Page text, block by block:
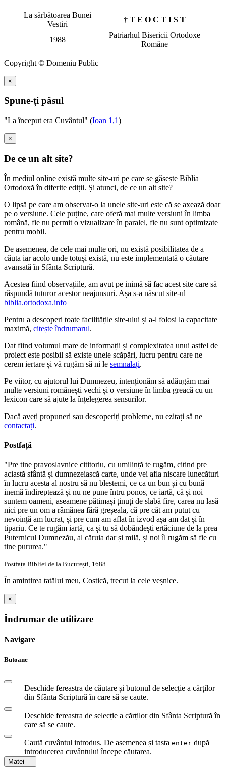
La sărbătoarea Bunei
Vestiri
† T E O C T I S T
1988
Patriarhul Bisericii Ortodoxe
Române
Copyright © Domeniu Public
×
Spune-ți păsul
"La început era Cuvântul" (Ioan 1,1)
×
De ce un alt site?
În mediul online există multe site-uri pe care se găsește Biblia
Ortodoxă în diferite ediții. Și atunci, de ce un alt site?
O lipsă pe care am observat-o la unele site-uri este că se axează doar
pe o versiune. Cele puține, care oferă mai multe versiuni în limba
română, fie nu permit o vizualizare în paralel, fie nu sunt optimizate
pentru mobil.
De asemenea, de cele mai multe ori, nu există posibilitatea de a
căuta iar acolo unde totuși există, nu este implementată o căutare
avansată în Sfânta Scriptură.
Acestea fiind observațiile, am avut pe inimă să fac acest site care să
răspundă tuturor acestor neajunsuri. Așa s-a născut site-ul
biblia.ortodoxa.info
Pentru a descoperi toate facilitățile site-ului și a-l folosi la capacitate
maximă, citește îndrumarul.
Dat fiind volumul mare de informații și complexitatea unui astfel de
proiect este posibil să existe unele scăpări, lucru pentru care ne
cerem iertare și vă rugăm să ni le semnalați.
Pe viitor, cu ajutorul lui Dumnezeu, intenționăm să adăugăm mai
multe versiuni românești vechi și o versiune în limba greacă cu un
lexicon care să ajute la înțelegerea sensurilor.
Dacă aveți propuneri sau descoperiți probleme, nu ezitați să ne
contactați.
Postfață
"Pre tine pravoslavnice cititoriu, cu umilință te rugăm, citind pre
aciastă sfântă și dumnezeiască carte, unde vei afla niscare lunecături
în lucru acesta al nostru să nu blestemi, ce ca un bun și cu bună
inemă îndireptează și nu ne pune întru ponos, ce iartă, că și noi
suntem oameni, aseamene pătimași ținuți de slabă fire, carea nu lasă
nici pre un om a râmănea fără greșeala, că pre cât am putut cu
nevoință am lucrat, și pre cum am aflat în izvod așa am dat și în
tipariu. Ce te rugăm iartă, ca și tu să dobândești ertăciune de la prea
Puternicul Dumnezău, al căruia dar și milă, și noi îl rugăm să fie cu
tine pururea."
Postfața Bibliei de la București, 1688
În amintirea tatălui meu, Costică, trecut la cele veșnice.
×
Îndrumar de utilizare
Navigare
Butoane
Deschide fereastra de căutare și butonul de selecție a cărților
din Sfânta Scriptură în care să se caute.
Deschide fereastra de selecție a cărților din Sfânta Scriptură în
care să se caute.
Caută cuvântul introdus. De asemenea și tasta enter după
introducerea cuvântului începe căutarea.
Matei